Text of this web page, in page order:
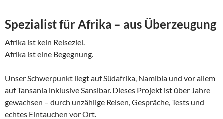
Spezialist für Afrika – aus Überzeugung
Afrika ist kein Reiseziel.
Afrika ist eine Begegnung.
Unser Schwerpunkt liegt auf Südafrika, Namibia und vor allem
auf Tansania inklusive Sansibar. Dieses Projekt ist über Jahre
gewachsen – durch unzählige Reisen, Gespräche, Tests und
echtes Eintauchen vor Ort.